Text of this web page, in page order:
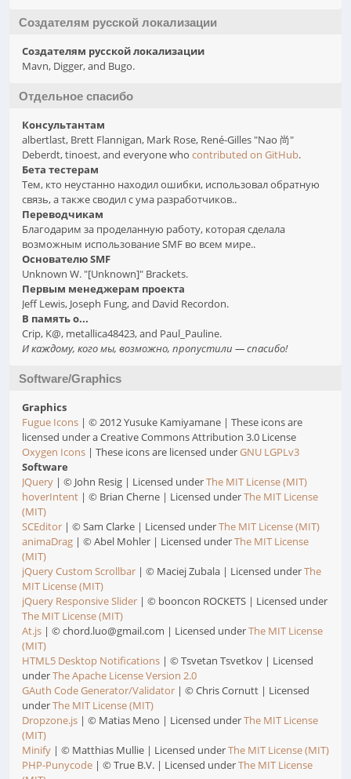
Создателям русской локализации
Создателям русской локализации
Mavn, Digger, and Bugo.
Отдельное спасибо
Консультантам
albertlast, Brett Flannigan, Mark Rose, René-Gilles "Nao 尚"
Deberdt, tinoest, and everyone who contributed on GitHub.
Бета тестерам
Тем, кто неустанно находил ошибки, использовал обратную
связь, а также сводил с ума разработчиков..
Переводчикам
Благодарим за проделанную работу, которая сделала
возможным использование SMF во всем мире..
Основателю SMF
Unknown W. "[Unknown]" Brackets.
Первым менеджерам проекта
Jeff Lewis, Joseph Fung, and David Recordon.
В память о...
Crip, K@, metallica48423, and Paul_Pauline.
И каждому, кого мы, возможно, пропустили — спасибо!
Software/Graphics
Graphics
Fugue Icons | © 2012 Yusuke Kamiyamane | These icons are
licensed under a Creative Commons Attribution 3.0 License
Oxygen Icons | These icons are licensed underGNU LGPLv3
Software
JQuery | © John Resig | Licensed underThe MIT License (MIT)
hoverIntent | © Brian Cherne | Licensed underThe MIT License
(MIT)
SCEditor | © Sam Clarke | Licensed underThe MIT License (MIT)
animaDrag | © Abel Mohler | Licensed underThe MIT License
(MIT)
jQuery Custom Scrollbar | © Maciej Zubala | Licensed underThe
MIT License (MIT)
jQuery Responsive Slider | © booncon ROCKETS | Licensed under
The MIT License (MIT)
At.js | © chord.luo@gmail.com | Licensed underThe MIT License
(MIT)
HTML5 Desktop Notifications | © Tsvetan Tsvetkov | Licensed
underThe Apache License Version 2.0
GAuth Code Generator/Validator | © Chris Cornutt | Licensed
underThe MIT License (MIT)
Dropzone.js | © Matias Meno | Licensed underThe MIT License
(MIT)
Minify | © Matthias Mullie | Licensed underThe MIT License (MIT)
PHP-Punycode | © True B.V. | Licensed underThe MIT License